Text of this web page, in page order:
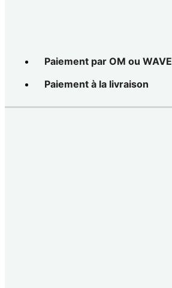
Paiement par OM ou WAVE
Paiement à la livraison